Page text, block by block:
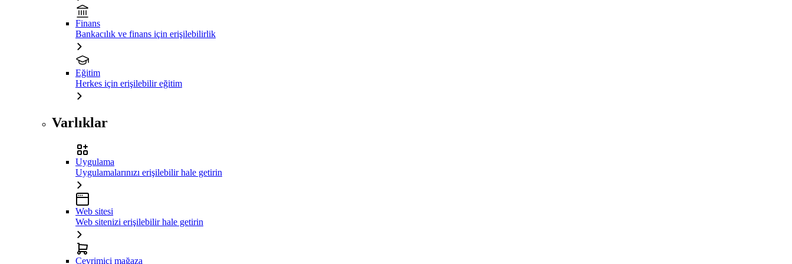
Finans
Bankacılık ve finans için erişilebilirlik
Eğitim
Herkes için erişilebilir eğitim
Varlıklar
Uygulama
Uygulamalarınızı erişilebilir hale getirin
Web sitesi
Web sitenizi erişilebilir hale getirin
Çevrimiçi mağaza